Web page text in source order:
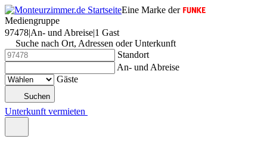
Eine Marke der
Mediengruppe
97478|An- und Abreise|1 Gast
Suche nach Ort, Adressen oder Unterkunft
Standort
An- und Abreise
Gäste
Suchen
Unterkunft vermieten